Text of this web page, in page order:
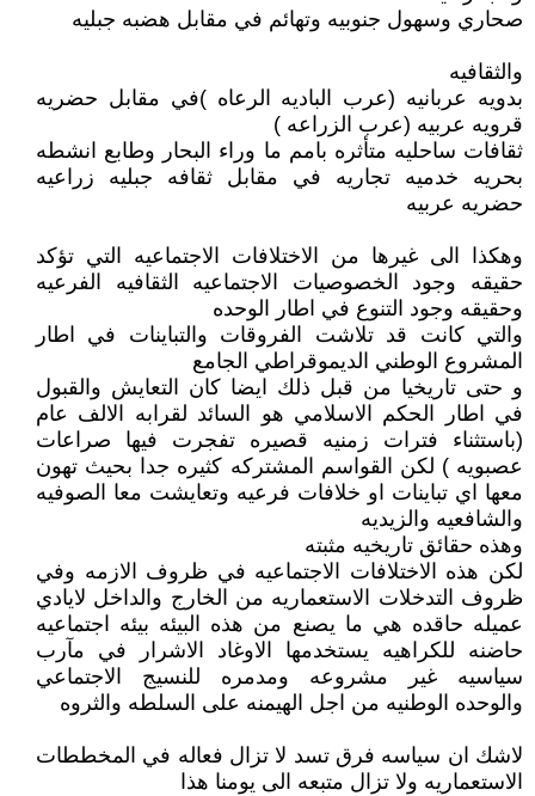
صحاري وسهول جنوبيه وتهائم في مقابل هضبه جبليه
والثقافيه
بدويه عربانيه (عرب الباديه الرعاه )في مقابل حضريه
قرويه عربيه (عرب الزراعه )
ثقافات ساحليه متأثره بامم ما وراء البحار وطابع انشطه
بحريه خدميه تجاريه في مقابل ثقافه جبليه زراعيه
حضريه عربيه
وهكذا الى غيرها من الاختلافات الاجتماعيه التي تؤكد
حقيقه وجود الخصوصيات الاجتماعيه الثقافيه الفرعيه
وحقيقه وجود التنوع في اطار الوحده
والتي كانت قد تلاشت الفروقات والتباينات في اطار
المشروع الوطني الديموقراطي الجامع
و حتى تاريخيا من قبل ذلك ايضا كان التعايش والقبول
في اطار الحكم الاسلامي هو السائد لقرابه الالف عام
(باستثناء فترات زمنيه قصيره تفجرت فيها صراعات
عصبويه ) لكن القواسم المشتركه كثيره جدا بحيث تهون
معها اي تباينات او خلافات فرعيه وتعايشت معا الصوفيه
والشافعيه والزيديه
وهذه حقائق تاريخيه مثبته
لكن هذه الاختلافات الاجتماعيه في ظروف الازمه وفي
ظروف التدخلات الاستعماريه من الخارج والداخل لايادي
عميله حاقده هي ما يصنع من هذه البيئه بيئه اجتماعيه
حاضنه للكراهيه يستخدمها الاوغاد الاشرار في مآرب
سياسيه غير مشروعه ومدمره للنسيج الاجتماعي
والوحده الوطنيه من اجل الهيمنه على السلطه والثروه
لاشك ان سياسه فرق تسد لا تزال فعاله في المخططات
الاستعماريه ولا تزال متبعه الى يومنا هذا